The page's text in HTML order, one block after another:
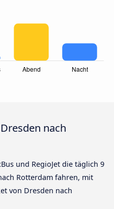
nach
und RegioJet die täglich 9
Rotterdam fahren, mit
von Dresden nach